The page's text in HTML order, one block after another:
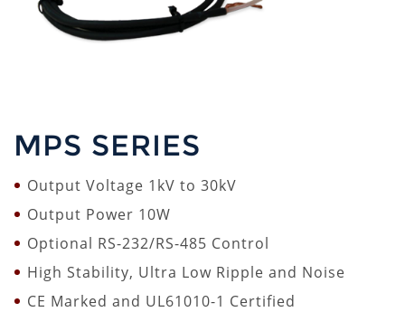
MPS SERIES
Output Voltage 1kV to 30kV
Output Power 10W
Optional RS-232/RS-485 Control
High Stability, Ultra Low Ripple and Noise
CE Marked and UL61010-1 Certified